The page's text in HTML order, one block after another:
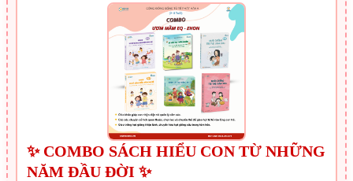
✨ COMBO SÁCH HIỂU CON TỪ NHỮNG
NĂM ĐẦU ĐỜI ✨